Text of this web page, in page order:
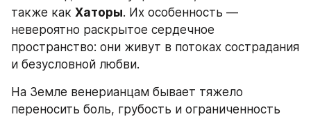
также как Хаторы. Их особенность —
невероятно раскрытое сердечное
пространство: они живут в потоках сострадания
и безусловной любви.
На Земле венерианцам бывает тяжело
переносить боль, грубость и ограниченность